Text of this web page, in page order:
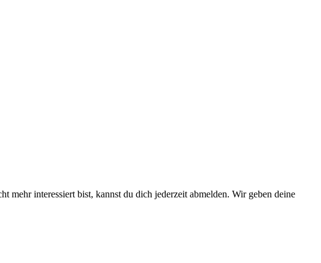
mehr interessiert bist, kannst du dich jederzeit abmelden. Wir geben deine